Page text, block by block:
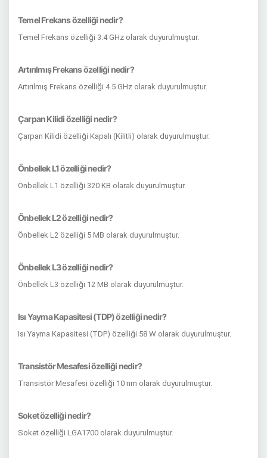
Temel Frekans özelliği nedir?
Temel Frekans özelliği 3.4 GHz olarak duyurulmuştur.
Artırılmış Frekans özelliği nedir?
Artırılmış Frekans özelliği 4.5 GHz olarak duyurulmuştur.
Çarpan Kilidi özelliği nedir?
Çarpan Kilidi özelliği Kapalı (Kilitli) olarak duyurulmuştur.
Önbellek L1 özelliği nedir?
Önbellek L1 özelliği 320 KB olarak duyurulmuştur.
Önbellek L2 özelliği nedir?
Önbellek L2 özelliği 5 MB olarak duyurulmuştur.
Önbellek L3 özelliği nedir?
Önbellek L3 özelliği 12 MB olarak duyurulmuştur.
Isı Yayma Kapasitesi (TDP) özelliği nedir?
Isı Yayma Kapasitesi (TDP) özelliği 58 W olarak duyurulmuştur.
Transistör Mesafesi özelliği nedir?
Transistör Mesafesi özelliği 10 nm olarak duyurulmuştur.
Soket özelliği nedir?
Soket özelliği LGA1700 olarak duyurulmuştur.